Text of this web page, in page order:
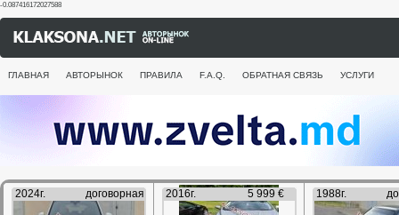
-0.087416172027588
ГЛАВНАЯ АВТОРЫНОК ПРАВИЛА F.A.Q. ОБРАТНАЯ СВЯЗЬ УСЛУГИ
2024г. договорная 2016г. 5 999 € 1988г.